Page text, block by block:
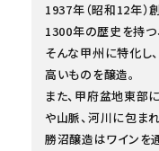
1937年（昭和12年）
1300年の歴史を持つ
そんな甲州に特化し
高いものを醸造。
また、甲府盆地東部
や山脈、河川に包ま
勝沼醸造はワインを